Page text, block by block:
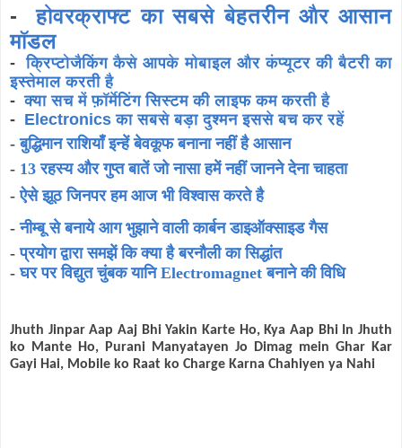
-होवरक्राफ्ट का सबसे बेहतरीन और आसान
मॉडल
-क्रिप्टोजैकिंग कैसे आपके मोबाइल और कंप्यूटर की बैटरी का
इस्तेमाल करती है
-क्या सच में फ़ॉर्मेटिंग सिस्टम की लाइफ कम करती है
- Electronics का सबसे बड़ा दुश्मन इससे बच कर रहें
-बुद्धिमान राशियाँ इन्हें बेवकूफ बनाना नहीं है आसान
- 13 रहस्य और गुप्त बातें जो नासा हमें नहीं जानने देना चाहता
-ऐसे झूठ जिनपर हम आज भी विश्वास करते है
-नीम्बू से बनाये आग भुझाने वाली कार्बन डाइऑक्साइड गैस
-प्रयोग द्वारा समझें कि क्या है बरनौली का सिद्धांत
-घर पर विद्युत चुंबक यानि Electromagnet बनाने की विधि
Jhuth Jinpar Aap Aaj Bhi Yakin Karte Ho, Kya Aap Bhi In Jhuth
ko Mante Ho, Purani Manyatayen Jo Dimag mein Ghar Kar
Gayi Hai, Mobile ko Raat ko Charge Karna Chahiyen ya Nahi